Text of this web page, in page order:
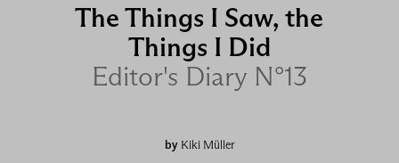
The Things I Saw, the
Things I Did
Editor's Diary N°13
by Kiki Müller